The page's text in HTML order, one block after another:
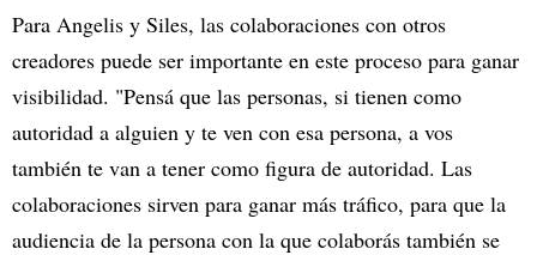
Para Angelis y Siles, las colaboraciones con otros
creadores puede ser importante en este proceso para ganar
visibilidad. "Pensá que las personas, si tienen como
autoridad a alguien y te ven con esa persona, a vos
también te van a tener como figura de autoridad. Las
colaboraciones sirven para ganar más tráfico, para que la
audiencia de la persona con la que colaborás también se